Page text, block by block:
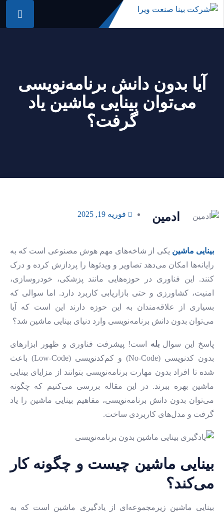
آیا بدون دانش برنامه‌نویسی
می‌توان بینایی ماشین یاد
گرفت؟
ادمین فوریه 19, 2025
بینایی ماشین یکی از شاخه‌های مهم هوش مصنوعی است که به
رایانه‌ها امکان می‌دهد تصاویر و ویدئوها را پردازش کرده و درک
کنند. این فناوری در حوزه‌هایی مانند پزشکی، خودروسازی،
امنیت، کشاورزی و حتی بازاریابی کاربرد دارد. اما سوالی که
بسیاری از علاقه‌مندان به این حوزه دارند این است که آیا
می‌توان بدون دانش برنامه‌نویسی وارد دنیای بینایی ماشین شد؟
پاسخ این سوالبله است! پیشرفت فناوری و ظهور ابزارهای
بدون کدنویسی (No-Code) و کم‌کدنویسی (Low-Code) باعث
شده تا افراد بدون مهارت برنامه‌نویسی بتوانند از مزایای بینایی
ماشین بهره ببرند. در این مقاله بررسی می‌کنیم که چگونه
می‌توان بدون دانش برنامه‌نویسی، مفاهیم بینایی ماشین را یاد
گرفت و مدل‌های کاربردی ساخت.
بینایی ماشین چیست و چگونه کار
می‌کند؟
بینایی ماشین زیرمجموعه‌ای از یادگیری ماشین است که به